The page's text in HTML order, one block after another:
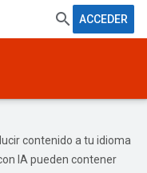
ACCEDER
contenido a tu idioma
IA pueden contener